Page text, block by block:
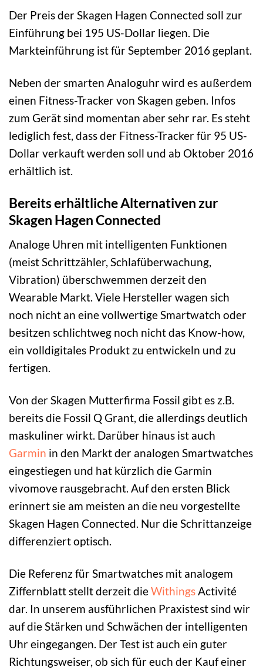
Der Preis der Skagen Hagen Connected soll zur
Einführung bei 195 US-Dollar liegen. Die
Markteinführung ist für September 2016 geplant.
Neben der smarten Analoguhr wird es außerdem
einen Fitness-Tracker von Skagen geben. Infos
zum Gerät sind momentan aber sehr rar. Es steht
lediglich fest, dass der Fitness-Tracker für 95 US-
Dollar verkauft werden soll und ab Oktober 2016
erhältlich ist.
Bereits erhältliche Alternativen zur
Skagen Hagen Connected
Analoge Uhren mit intelligenten Funktionen
(meist Schrittzähler, Schlafüberwachung,
Vibration) überschwemmen derzeit den
Wearable Markt. Viele Hersteller wagen sich
noch nicht an eine vollwertige Smartwatch oder
besitzen schlichtweg noch nicht das Know-how,
ein volldigitales Produkt zu entwickeln und zu
fertigen.
Von der Skagen Mutterfirma Fossil gibt es z.B.
bereits die Fossil Q Grant, die allerdings deutlich
maskuliner wirkt. Darüber hinaus ist auch
Garmin in den Markt der analogen Smartwatches
eingestiegen und hat kürzlich die Garmin
vivomove rausgebracht. Auf den ersten Blick
erinnert sie am meisten an die neu vorgestellte
Skagen Hagen Connected. Nur die Schrittanzeige
differenziert optisch.
Die Referenz für Smartwatches mit analogem
Ziffernblatt stellt derzeit dieWithings Activité
dar. In unserem ausführlichen Praxistest sind wir
auf die Stärken und Schwächen der intelligenten
Uhr eingegangen. Der Test ist auch ein guter
Richtungsweiser, ob sich für euch der Kauf einer